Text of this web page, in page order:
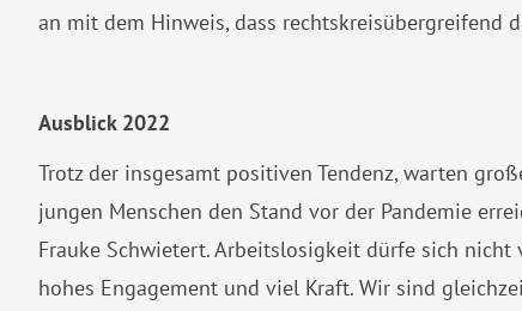
an mit dem Hinweis, dass
Ausblick 2022
Trotz der insgesamt positiven Tendenz, warten
jungen Menschen den Stand vor der Pandemie
Frauke Schwietert. Arbeitslosigkeit dürfe sich
hohes Engagement und viel Kraft. Wir sind